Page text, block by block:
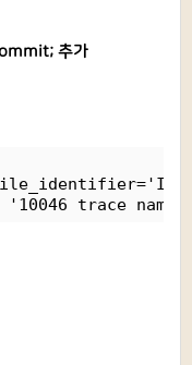
추가
'10046 trace